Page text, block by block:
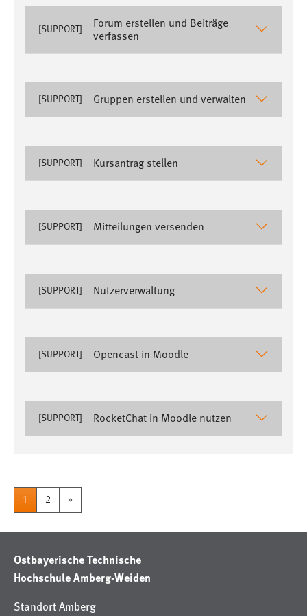
[SUPPORT]
Forum erstellen und Beiträge
verfassen
[SUPPORT] Gruppen erstellen und verwalten
[SUPPORT] Kursantrag stellen
[SUPPORT] Mitteilungen versenden
[SUPPORT] Nutzerverwaltung
[SUPPORT] Opencast in Moodle
[SUPPORT] RocketChat in Moodle nutzen
1 2 »
Ostbayerische Technische
Hochschule Amberg-Weiden
Standort Amberg
Facebook Pixel
Name:
Anbieter:
EXTERNE MEDIEN
Plattformen anzeigen zu können, werden von diesen
YouTube
Vimeo